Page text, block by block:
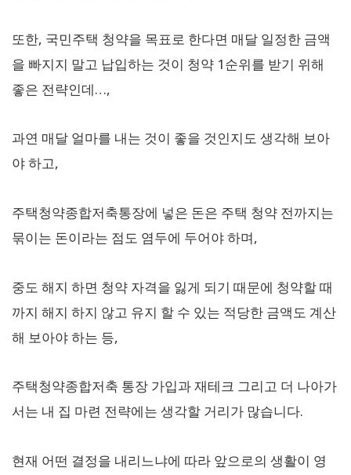
또한, 국민주택 청약을 목표로 한다면 매달 일정한 금액
을 빠지지 말고 납입하는 것이 청약 1순위를 받기 위해
좋은 전략인데…,
과연 매달 얼마를 내는 것이 좋을 것인지도 생각해 보아
야 하고,
주택청약종합저축통장에 넣은 돈은 주택 청약 전까지는
묶이는 돈이라는 점도 염두에 두어야 하며,
중도 해지 하면 청약 자격을 잃게 되기 때문에 청약할 때
까지 해지 하지 않고 유지 할 수 있는 적당한 금액도 계산
해 보아야 하는 등,
주택청약종합저축 통장 가입과 재테크 그리고 더 나아가
서는 내 집 마련 전략에는 생각할 거리가 많습니다.
현재 어떤 결정을 내리느냐에 따라 앞으로의 생활이 영